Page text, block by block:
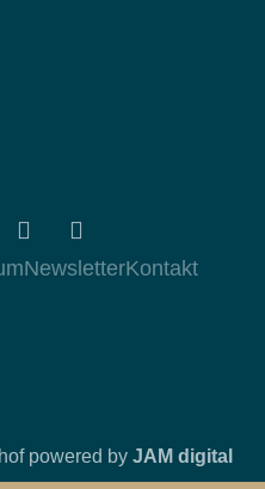
powered by JAM digital
NewsletterKontakt